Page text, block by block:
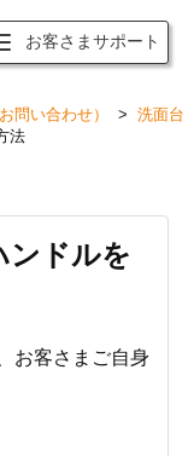
お客さまサポート
問い合わせ） > 洗面台
法
ンドルを
お客さまご自身